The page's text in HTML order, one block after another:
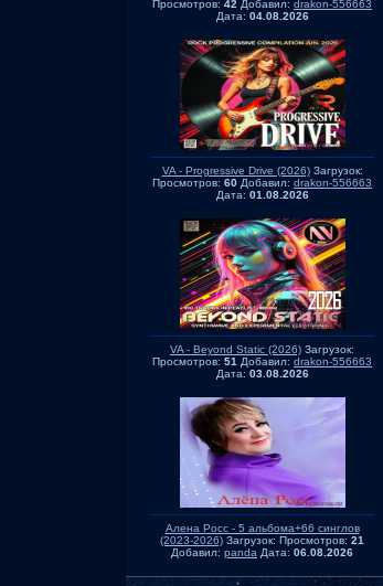
Просмотров: 42 Добавил: drakon-556663
Дата: 04.08.2026
VA - Progressive Drive (2026)Загрузок:
Просмотров: 60 Добавил: drakon-556663
Дата: 01.08.2026
VA - Beyond Static (2026) Загрузок:
Просмотров: 51 Добавил: drakon-556663
Дата: 03.08.2026
Алена Росс - 5 альбома+66 синглов
(2023-2026) Загрузок: Просмотров: 21
Добавил: panda Дата: 06.08.2026